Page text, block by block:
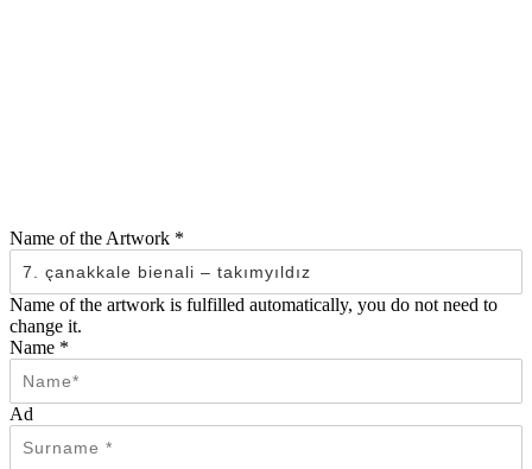
Name of the Artwork *
Name of the artwork is fulfilled automatically, you do not need to
change it.
Name *
Ad